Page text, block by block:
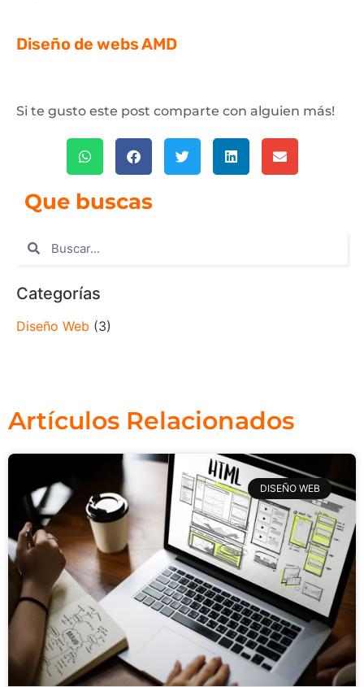
Diseño de webs AMD
Si te gusto este post comparte con alguien más!
Que buscas
Categorías
Diseño Web (3)
Artículos Relacionados
DISEÑO WEB